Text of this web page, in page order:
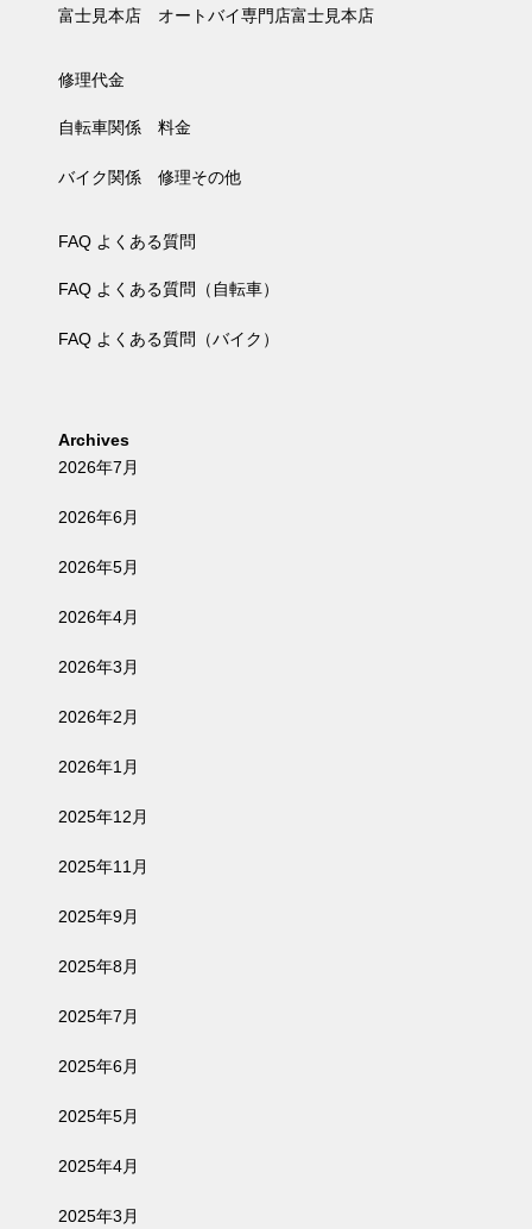
富士見本店 オートバイ専門店富士見本店
修理代金
自転車関係 料金
バイク関係 修理その他
FAQ よくある質問
FAQ よくある質問（自転車）
FAQ よくある質問（バイク）
Archives
2026年7月
2026年6月
2026年5月
2026年4月
2026年3月
2026年2月
2026年1月
2025年12月
2025年11月
2025年9月
2025年8月
2025年7月
2025年6月
2025年5月
2025年4月
2025年3月